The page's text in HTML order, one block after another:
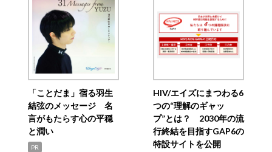
「ことだま」宿る羽生
結弦のメッセージ 名
言がもたらす心の平穏
と潤い
PR
HIV/エイズにまつわる6
つの“理解のギャッ
プ”とは？ 2030年の流
行終結を目指すGAP6の
特設サイトを公開